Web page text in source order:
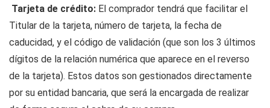
Tarjeta de crédito: El comprador tendrá que facilitar el
Titular de la tarjeta, número de tarjeta, la fecha de
caducidad, y el código de validación (que son los 3 últimos
dígitos de la relación numérica que aparece en el reverso
de la tarjeta). Estos datos son gestionados directamente
por su entidad bancaria, que será la encargada de realizar